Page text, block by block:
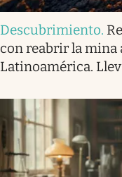
Descubrimiento.
con reabrir la mina
Latinoamérica.